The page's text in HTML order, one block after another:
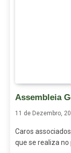
Assembleia
11 de Dezembro,
Caros
que se realiza no